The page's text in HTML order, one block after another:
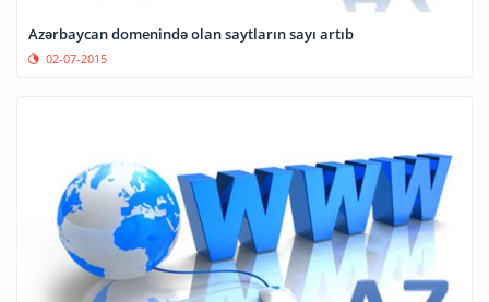
Azərbaycan domenində olan saytların sayı artıb
02-07-2015